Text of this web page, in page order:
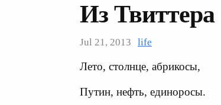
Из Твиттера
Jul 21, 2013 life
Лето, столнце, абрикосы,
Путин, нефть, единоросы.